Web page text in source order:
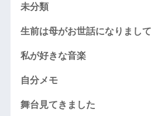
未分類
生前は母がお世話になりまして
私が好きな音楽
自分メモ
舞台見てきました